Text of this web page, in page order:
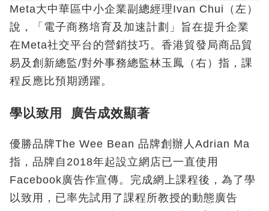
Meta大中華區中小企業副總經理Ivan Chui（左）
說，「電子商務培育及加速計劃」旨在提升企業
在Meta社交平台的營銷技巧。香港貿發局商品貿
易及創新總監/對外事務總監林玉鳳（右）指，課
程反應比預期踴躍。
學以致用 廣告成效顯著
優勝品牌The Wee Bean 品牌創辦人Adrian Ma
指，品牌自2018年起設立網店已一直使用
Facebook廣告作宣傳。完成網上課程後，為了學
以致用，已率先試用了課程所教授的動態廣告